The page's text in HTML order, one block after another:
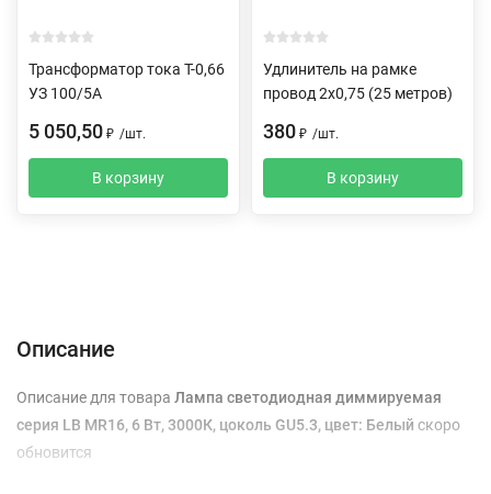
Трансформатор тока Т-0,66
УЗ 100/5А
5 050,50 ₽ /шт.
В корзину
Удлинитель на рамке
провод 2х0,75 (25 метров)
380 ₽ /шт.
В корзину
Описание
Описание для товара Лампа светодиодная диммируемая
серия LB MR16, 6 Вт, 3000К, цоколь GU5.3, цвет: Белый скоро
обновится